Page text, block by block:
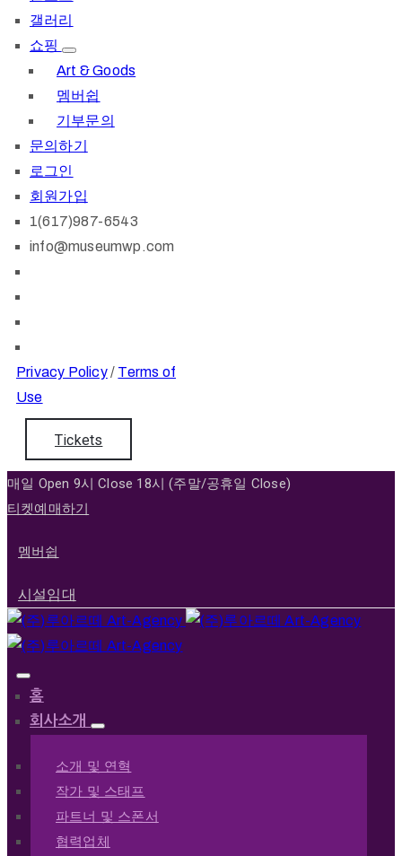
갤러리
쇼핑
Art & Goods
멤버쉽
기부문의
문의하기
로그인
회원가입
1(617)987-6543
info@museumwp.com
Privacy Policy/ Terms of
Use
Tickets
매일 Open 9시 Close 18시 (주말/공휴일 Close)
티켓예매하기
멤버쉽
시설임대
홈
회사소개
소개 및 연혁
작가 및 스태프
파트너 및 스폰서
협력업체